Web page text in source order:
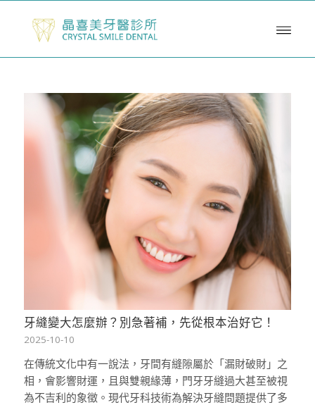
牙縫變大怎麼辦？別急著補，先從根本治好它！
2025-10-10
在傳統文化中有一說法，牙間有縫隙屬於「漏財破財」之
相，會影響財運，且與雙親緣薄，門牙牙縫過大甚至被視
為不吉利的象徵。現代牙科技術為解決牙縫問題提供了多